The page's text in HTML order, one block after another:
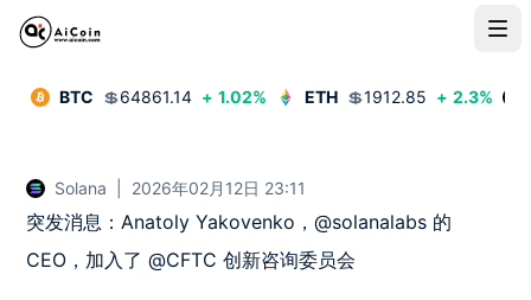
BTC 💲64861.14 + 1.02% ETH 💲1912.85 + 2.3%
Solana 2026年02月12日 23:11
突发消息：Anatoly Yakovenko，@solanalabs 的
CEO，加入了 @CFTC 创新咨询委员会